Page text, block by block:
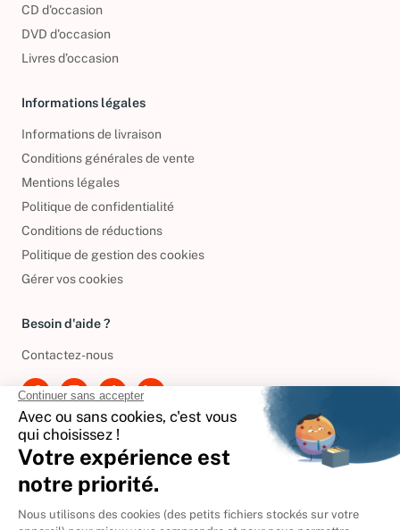
CD d'occasion
DVD d'occasion
Livres d’occasion
Informations légales
Informations de livraison
Conditions générales de vente
Mentions légales
Politique de confidentialité
Conditions de réductions
Politique de gestion des cookies
Gérer vos cookies
Besoin d'aide ?
Contactez-nous
International
🇪🇸 Espagne
🇩🇪Allemagne
🇮🇹 Italie